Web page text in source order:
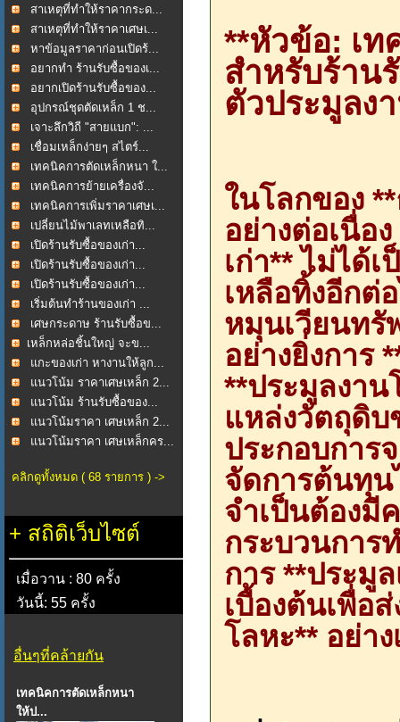
สาเหตุที่ทำให้ราคากระด...
สาเหตุที่ทำให้ราคาเศษเ...
หาข้อมูลราคาก่อนเปิดร้...
อยากทำ ร้านรับซื้อของเ...
อยากเปิดร้านรับซื้อของ...
อุปกรณ์ชุดตัดเหล็ก 1 ช...
เจาะลึกวิถี "สายแบก": ...
เชื่อมเหล็กง่ายๆ สไตร์...
เทคนิคการตัดเหล็กหนา ใ...
เทคนิคการย้ายเครื่องจั...
เทคนิคการเพิ่มราคาเศษเ...
เปลี่ยนไม้พาเลทเหลือทิ...
เปิดร้านรับซื้อของเก่า...
เปิดร้านรับซื้อของเก่า...
เปิดร้านรับซื้อของเก่า...
เริ่มต้นทำร้านของเก่า ...
เศษกระดาษ ร้านรับซื้อข...
​เหล็กหล่อชิ้นใหญ่ จะข...
แกะของเก่า หางานให้ลูก...
แนวโน้ม ราคาเศษเหล็ก 2...
แนวโน้ม ร้านรับซื้อของ...
แนวโน้มราคา เศษเหล็ก 2...
แนวโน้มราคา เศษเหล็กคร...
คลิกดูทั้งหมด ( 68 รายการ ) ->
+ สถิติเว็บไซต์
เมื่อวาน : 80 ครั้ง
วันนี้: 55 ครั้ง
อื่นๆที่คล้ายกัน
เทคนิคการตัดเหล็กหนา
ให้ป...
**หัวข้อ: เ
สำหรับร้าน
ตัวประมูลง
ในโลกของ
อย่างต่อเนื่อ
เก่า** ไม่ได้
เหลือทิ้งอีกต่
หมุนเวียนทรั
อย่างยิ่งการ
**ประมูลงาน
แหล่งวัตถุดิ
ประกอบการ
จัดการต้นทุน
จำเป็นต้องมี
กระบวนการ
การ **ประมู
เบื้องต้นเพื่อ
โลหะ** อย่า